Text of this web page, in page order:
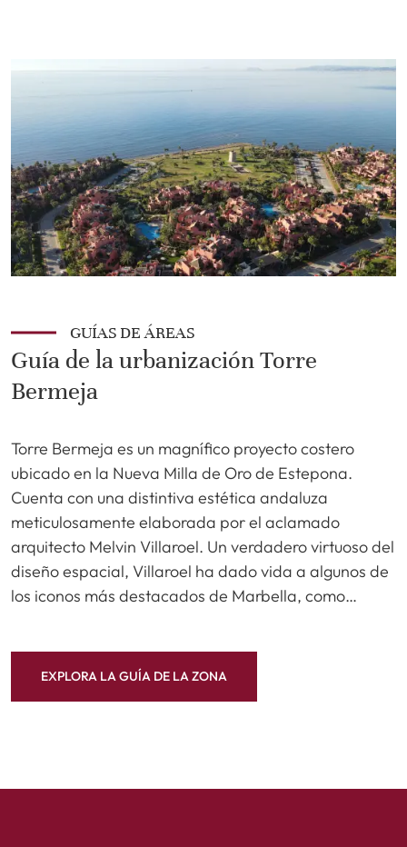
GUÍAS DE ÁREAS
Guía de la urbanización Torre
Bermeja
Torre Bermeja es un magnífico proyecto costero
ubicado en la Nueva Milla de Oro de Estepona.
Cuenta con una distintiva estética andaluza
meticulosamente elaborada por el aclamado
arquitecto Melvin Villaroel. Un verdadero virtuoso del
diseño espacial, Villaroel ha dado vida a algunos de
los iconos más destacados de Marbella, como…
EXPLORA LA GUÍA DE LA ZONA